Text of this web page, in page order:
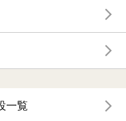
一覧